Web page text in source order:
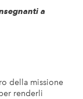
a
della missione
renderli